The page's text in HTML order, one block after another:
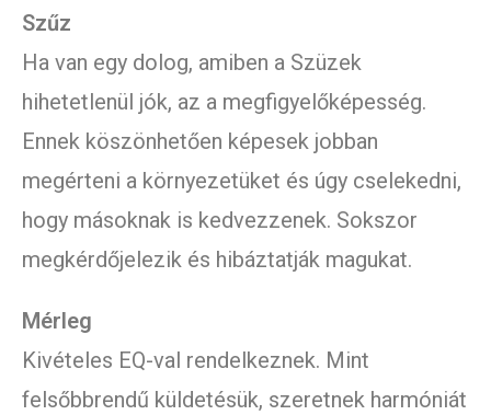
Szűz
Ha van egy dolog, amiben a Szüzek
hihetetlenül jók, az a megfigyelőképesség.
Ennek köszönhetően képesek jobban
megérteni a környezetüket és úgy cselekedni,
hogy másoknak is kedvezzenek. Sokszor
megkérdőjelezik és hibáztatják magukat.
Mérleg
Kivételes EQ-val rendelkeznek. Mint
felsőbbrendű küldetésük, szeretnek harmóniát